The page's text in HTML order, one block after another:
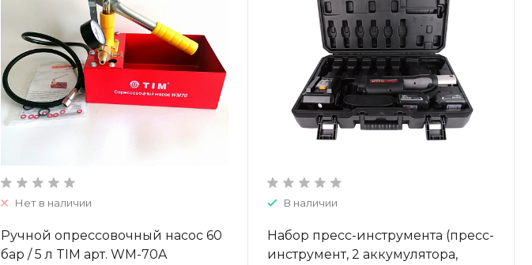
Нет в наличии
Ручной опрессовочный насос 60
бар / 5 л TIM арт. WM-70A
В наличии
Набор пресс-инструмента (пресс-
инструмент, 2 аккумулятора,